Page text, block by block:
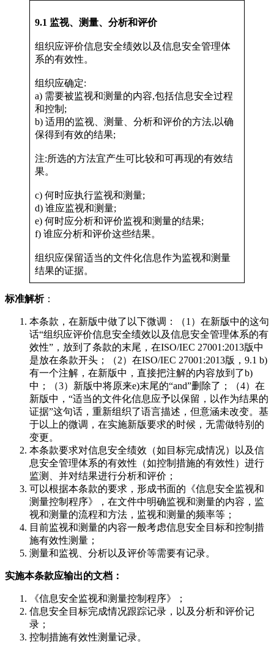
9.1 监视、测量、分析和评价
组织应评价信息安全绩效以及信息安全管理体
系的有效性。
组织应确定:
a) 需要被监视和测量的内容,包括信息安全过程
和控制;
b) 适用的监视、测量、分析和评价的方法,以确
保得到有效的结果;
注:所选的方法宜产生可比较和可再现的有效结
果。
c) 何时应执行监视和测量;
d) 谁应监视和测量;
e) 何时应分析和评价监视和测量的结果;
f) 谁应分析和评价这些结果。
组织应保留适当的文件化信息作为监视和测量
结果的证据。
标准解析：
本条款，在新版中做了以下微调：（1）在新版中的这句
话“组织应评价信息安全绩效以及信息安全管理体系的有
效性”，放到了条款的末尾，在ISO/IEC 27001:2013版中
是放在条款开头；（2）在ISO/IEC 27001:2013版，9.1 b)
有一个注解，在新版中，直接把注解的内容放到了b)
中；（3）新版中将原来e)末尾的“and”删除了；（4）在
新版中，“适当的文件化信息应予以保留，以作为结果的
证据”这句话，重新组织了语言描述，但意涵未改变。基
于以上的微调，在实施新版要求的时候，无需做特别的
变更。
本条款要求对信息安全绩效（如目标完成情况）以及信
息安全管理体系的有效性（如控制措施的有效性）进行
监测、并对结果进行分析和评价；
可以根据本条款的要求，形成书面的《信息安全监视和
测量控制程序》，在文件中明确监视和测量的内容，监
视和测量的流程和方法，监视和测量的频率等；
目前监视和测量的内容一般考虑信息安全目标和控制措
施有效性测量；
测量和监视、分析以及评价等需要有记录。
实施本条款应输出的文档：
《信息安全监视和测量控制程序》；
信息安全目标完成情况跟踪记录，以及分析和评价记
录；
控制措施有效性测量记录。